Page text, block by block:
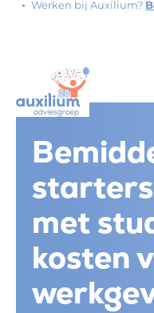
Werken bij Auxilium?
met
kosten